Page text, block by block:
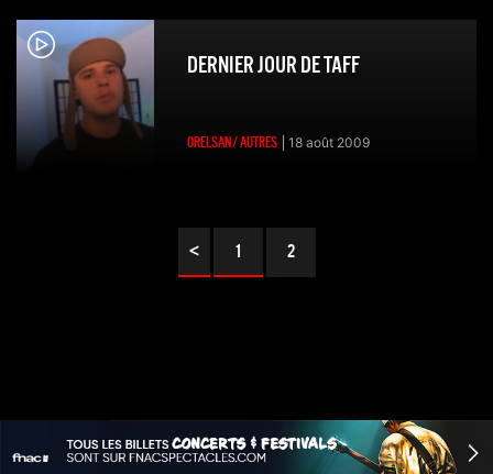
DERNIER JOUR DE TAFF
ORELSAN/ AUTRES 18 août 2009
< 1 2